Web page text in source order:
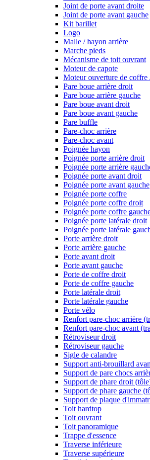
Joint de porte avant droite
Joint de porte avant gauche
Kit barillet
Logo
Malle / hayon arrière
Marche pieds
Mécanisme de toit ouvrant
Moteur de capote
Moteur ouverture de coffre
Pare boue arrière droit
Pare boue arrière gauche
Pare boue avant droit
Pare boue avant gauche
Pare buffle
Pare-choc arrière
Pare-choc avant
Poignée hayon
Poignée porte arrière droit
Poignée porte arrière
Poignée porte avant droit
Poignée porte avant gauche
Poignée porte coffre
Poignée porte coffre droit
Poignée porte coffre
Poignée porte latérale droit
Poignée porte latérale
Porte arrière droit
Porte arrière gauche
Porte avant droit
Porte avant gauche
Porte de coffre droit
Porte de coffre gauche
Porte latérale droit
Porte latérale gauche
Porte vélo
Renfort pare-choc arrière
Renfort pare-choc avant
Rétroviseur droit
Rétroviseur gauche
Sigle de calandre
Support anti-brouillard
Support de pare chocs
Support de phare droit
Support de phare gauche
Support de plaque
Toit hardtop
Toit ouvrant
Toit panoramique
Trappe d'essence
Traverse inférieure
Traverse supérieure